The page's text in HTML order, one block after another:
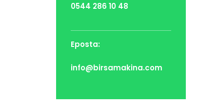
0544 286 10 48
Eposta:
info@birsamakina.com